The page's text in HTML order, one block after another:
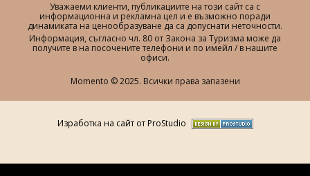
Уважаеми клиенти, публикациите на този сайт са с
информационна и рекламна цел и е възможно поради
динамиката на ценообразуване да са допуснати неточности.
Информация, съгласно чл. 80 от Закона за Туризма може да
получите в на посочените телефони и по имейл / в нашите
офиси.
Momento © 2025. Всички права запазени
Изработка на сайт от ProStudio